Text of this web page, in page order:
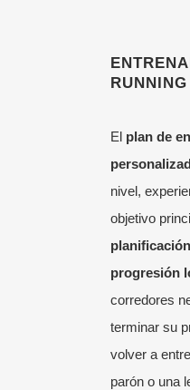
RUNNING
El plan de
nivel,
objetivo
progresión
corredores
terminar su
volver a
parón o una